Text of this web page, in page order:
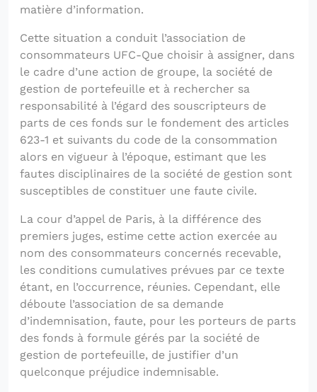
matière d’information.
Cette situation a conduit l’association de
consommateurs UFC-Que choisir à assigner, dans
le cadre d’une action de groupe, la société de
gestion de portefeuille et à rechercher sa
responsabilité à l’égard des souscripteurs de
parts de ces fonds sur le fondement des articles
623-1 et suivants du code de la consommation
alors en vigueur à l’époque, estimant que les
fautes disciplinaires de la société de gestion sont
susceptibles de constituer une faute civile.
La cour d’appel de Paris, à la différence des
premiers juges, estime cette action exercée au
nom des consommateurs concernés recevable,
les conditions cumulatives prévues par ce texte
étant, en l’occurrence, réunies. Cependant, elle
déboute l’association de sa demande
d’indemnisation, faute, pour les porteurs de parts
des fonds à formule gérés par la société de
gestion de portefeuille, de justifier d’un
quelconque préjudice indemnisable.